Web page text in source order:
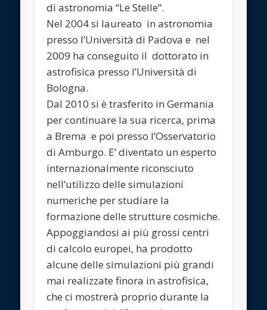
di astronomia “Le Stelle”.
Nel 2004 si laureato in astronomia
presso l’Università di Padova e nel
2009 ha conseguito il dottorato in
astrofisica presso l’Università di
Bologna.
Dal 2010 si è trasferito in Germania
per continuare la sua ricerca, prima
a Brema e poi presso l’Osservatorio
di Amburgo. E’ diventato un esperto
internazionalmente riconsciuto
nell’utilizzo delle simulazioni
numeriche per studiare la
formazione delle strutture cosmiche.
Appoggiandosi ai più grossi centri
di calcolo europei, ha prodotto
alcune delle simulazioni più grandi
mai realizzate finora in astrofisica,
che ci mostrerà proprio durante la